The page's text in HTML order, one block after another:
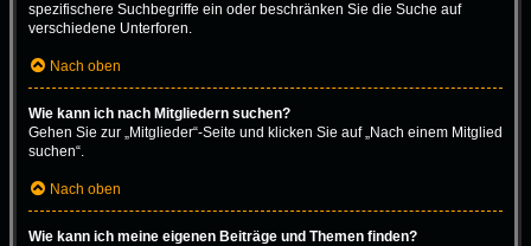
spezifischere Suchbegriffe ein oder beschränken Sie die Suche auf
verschiedene Unterforen.
Nach oben
Wie kann ich nach Mitgliedern suchen?
Gehen Sie zur „Mitglieder“-Seite und klicken Sie auf „Nach einem Mitglied
suchen“.
Nach oben
Wie kann ich meine eigenen Beiträge und Themen finden?